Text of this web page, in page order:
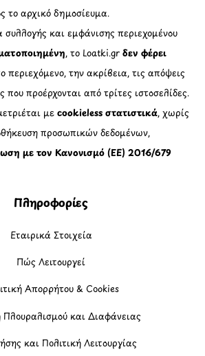
το αρχικό δημοσίευμα.
συλλογής και εμφάνισης περιεχομένου
, το Loatki.grδεν φέρει
περιεχόμενο, την ακρίβεια, τις απόψεις
που προέρχονται από τρίτες ιστοσελίδες.
μεcookieless στατιστικά, χωρίς
προσωπικών δεδομένων,
με τον Κανονισμό (ΕΕ) 2016/679
Πληροφορίες
Εταιρικά Στοιχεία
Πώς Λειτουργεί
Απορρήτου & Cookies
Πλουραλισμού και Διαφάνειας
και Πολιτική Λειτουργίας